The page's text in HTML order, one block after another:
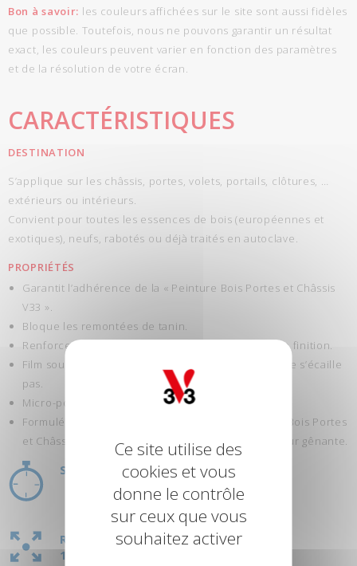
Bon à savoir: les couleurs affichées sur le site sont aussi fidèles
que possible. Toutefois, nous ne pouvons garantir un résultat
exact, les couleurs peuvent varier en fonction des paramètres
et de la résolution de votre écran.
CARACTÉRISTIQUES
DESTINATION
S’applique sur les châssis, portes, volets, portails, clôtures, …
extérieurs ou intérieurs.
Convient pour toutes les essences de bois (européennes et
exotiques), neufs, rabotés ou déjà traités en autoclave.
PROPRIÉTÉS
Garantit l’adhérence de la « Peinture Bois Portes et Châssis
V33 ».
Bloque les remontées de tanin.
Renforce la tenue et la résistance de la couche de finition.
Film souple: suit les variations naturelles du bois, ne s’écaille
pas.
Micro-poreux: laisse respirer le bois.
Formulée en phase aqueuse, le « Primer Peinture Bois Portes
et Châssis V33 » sèche rapidement et est sans odeur gênante.
SÉCHAGE : 4H
RENDEMENT
12 M
Ce site utilise des
cookies et vous
donne le contrôle
sur ceux que vous
souhaitez activer